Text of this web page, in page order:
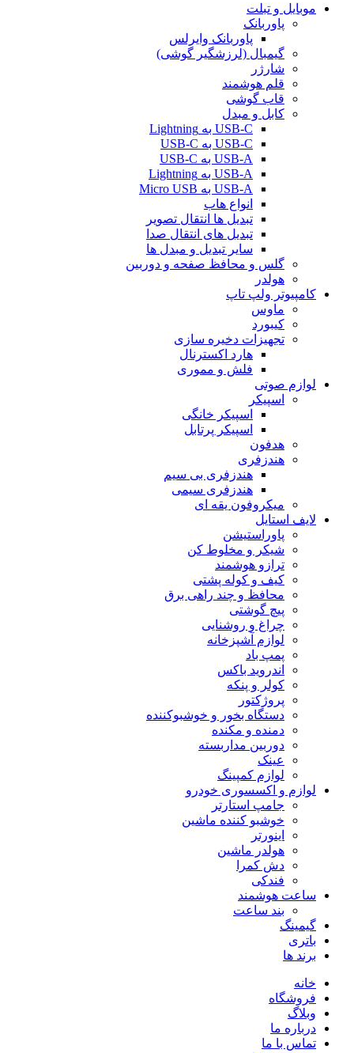
موبایل و تبلت
پاوربانک
پاوربانک وایرلس
گیمبال (لرزشگیر گوشی)
شارژر
قلم هوشمند
قاب گوشی
کابل و مبدل
USB-C به Lightning
USB-C به USB-C
USB-A به USB-C
USB-A به Lightning
USB-A به Micro USB
انواع هاب
تبدیل ها انتقال تصویر
تبدیل های انتقال صدا
سایر تبدیل و مبدل ها
گلس و محافظ صفحه و دوربین
هولدر
کامپیوتر ولپ تاپ
ماوس
کیبورد
تجهیزات دخیره سازی
هارد اکسترنال
فلش و مموری
لوازم صوتی
اسپیکر
اسپیکر خانگی
اسپیکر پرتابل
هدفون
هندزفری
هندزفری بی سیم
هندزفری سیمی
میکروفون یقه ای
لایف استایل
پاوراستیشن
شیکر و مخلوط کن
ترازو هوشمند
کیف و کوله پشتی
محافظ و چند راهی برق
پیچ گوشتی
چراغ و روشنایی
لوازم آشپزخانه
پمپ باد
اندروید باکس
کولر و پنکه
پروژکتور
دستگاه بخور و خوشبوکننده
دمنده و مکنده
دوربین مداربسته
عینک
لوازم کمپینگ
لوازم و اکسسوری خودرو
جامپ استارتر
خوشبو کننده ماشین
اینورتر
هولدر ماشین
دش کمرا
فندکی
ساعت هوشمند
بند ساعت
گیمینگ
باتری
برند ها
خانه
فروشگاه
وبلاگ
درباره ما
تماس با ما